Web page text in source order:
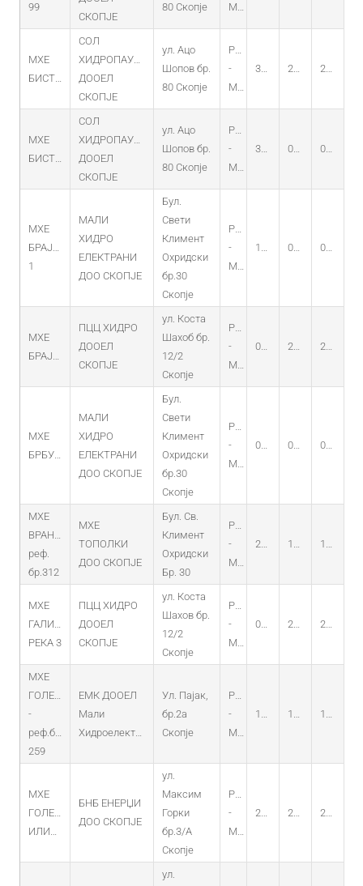
99
СКОПЈЕ
80 Скопје
MHEC
МХЕ
БИСТРИЦА-97
СОЛ
ХИДРОПАУЕР
ДООЕЛ
СКОПЈЕ
ул. Ацо
Шопов бр.
80 Скопје
PO
-
MHEC
30.07.2014 25.06.2014 25.06.2034
МХЕ
БИСТРИЦА-98
СОЛ
ХИДРОПАУЕР
ДООЕЛ
СКОПЈЕ
ул. Ацо
Шопов бр.
80 Скопје
PO
-
MHEC
31.07.2014 09.07.2014 09.07.2034
МХЕ
БРАЈЧИНО
1
МАЛИ
ХИДРО
ЕЛЕКТРАНИ
ДОО СКОПЈЕ
Бул.
Свети
Климент
Охридски
бр.30
Скопје
PO
-
MHEC
14.02.2013 01.02.2013 01.02.2033
МХЕ
БРАЈЧИНО-2
ПЦЦ ХИДРО
ДООЕЛ
СКОПЈЕ
ул. Коста
Шахоб бр.
12/2
Скопје
PO
-
MHEC
04.11.2014 22.10.2014 22.10.2034
МХЕ
БРБУШНИЦА
МАЛИ
ХИДРО
ЕЛЕКТРАНИ
ДОО СКОПЈЕ
Бул.
Свети
Климент
Охридски
бр.30
Скопје
PO
-
MHEC
08.06.2012 09.04.2012 09.04.2032
МХЕ
ВРАНОВСКА
реф.
бр.312
МХЕ
ТОПОЛКИ
ДОО СКОПЈЕ
Бул. Св.
Климент
Охридски
Бр. 30
PO
-
MHEC
28.05.2018 17.04.2018 17.04.2018
МХЕ
ГАЛИЧКА
РЕКА 3
ПЦЦ ХИДРО
ДООЕЛ
СКОПЈЕ
ул. Коста
Шахов бр.
12/2
Скопје
PO
-
MHEC
04.11.2014 22.10.2014 22.10.2034
МХЕ
ГОЛЕМАЧА
-
реф.бр.
259
ЕМК ДООЕЛ
Мали
Хидроелектрани
Ул. Пајак,
бр.2а
Скопје
PO
-
MHEC
19.12.2013 11.12.2013 11.12.2033
МХЕ
ГОЛЕМО
ИЛИНО
БНБ ЕНЕРЏИ
ДОО СКОПЈЕ
ул.
Максим
Горки
бр.3/А
Скопје
PO
-
MHEC
29.04.2015 24.04.2015 24.04.2035
ул.